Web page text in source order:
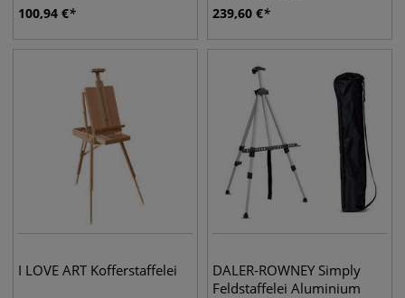
100,94 € 239,60 €
I LOVE ART Kofferstaffelei
DALER-ROWNEY Simply
Feldstaffelei Aluminium